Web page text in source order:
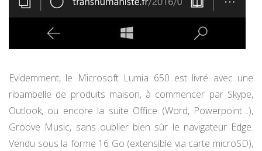
Evidemment, le Microsoft Lumia 650 est livré avec une
ribambelle de produits maison, à commencer par Skype,
Outlook, ou encore la suite Office (Word, Powerpoint…),
Groove Music, sans oublier bien sûr le navigateur Edge.
Vendu sous la forme 16 Go (extensible via carte microSD),